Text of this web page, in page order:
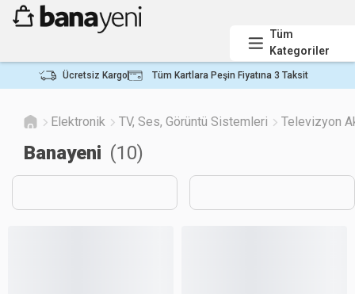
Tüm
Kategoriler
Ücretsiz Kargo Tüm Kartlara Peşin Fiyatına 3 Taksit
Elektronik TV, Ses, Görüntü Sistemleri Televizyon
Banayeni (10)